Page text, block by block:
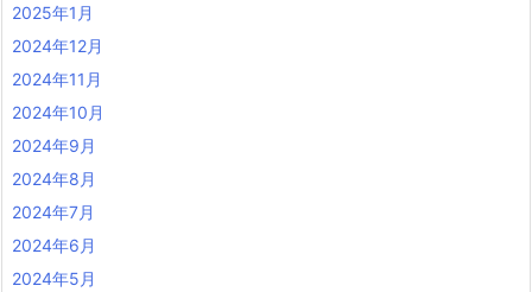
2025年1月
2024年12月
2024年11月
2024年10月
2024年9月
2024年8月
2024年7月
2024年6月
2024年5月